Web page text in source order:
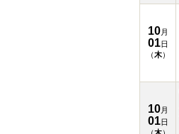
10月
01日
（木）
10月
01日